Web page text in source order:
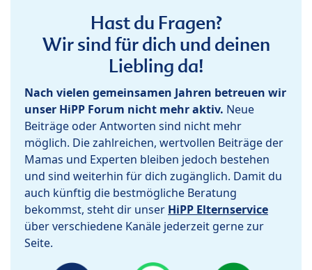
Hast du Fragen?
Wir sind für dich und deinen
Liebling da!
Nach vielen gemeinsamen Jahren betreuen wir
unser HiPP Forum nicht mehr aktiv. Neue
Beiträge oder Antworten sind nicht mehr
möglich. Die zahlreichen, wertvollen Beiträge der
Mamas und Experten bleiben jedoch bestehen
und sind weiterhin für dich zugänglich. Damit du
auch künftig die bestmögliche Beratung
bekommst, steht dir unser HiPP Elternservice
über verschiedene Kanäle jederzeit gerne zur
Seite.